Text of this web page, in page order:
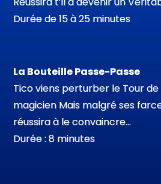
Durée de 15 à 25 minutes
La Bouteille Passe-Passe
Tico viens perturber le Tour
magicien Mais malgré ses
réussira à le convaincre…
Durée : 8 minutes